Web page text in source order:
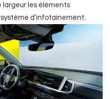
largeur les éléments
d’infotainement.